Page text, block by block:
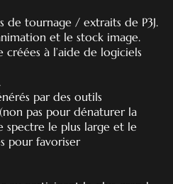
de tournage / extraits de P3J.
et le stock image.
créées à l’aide de logiciels
par des outils
pas pour dénaturer la
spectre le plus large et le
pour favoriser